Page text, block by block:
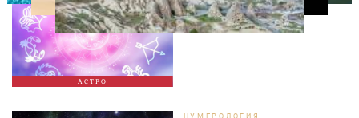
АСТРО
НУМЕРОЛОГИЯ